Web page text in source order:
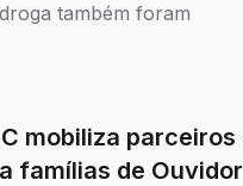
também foram
mobiliza parceiros
famílias de Ouvidor